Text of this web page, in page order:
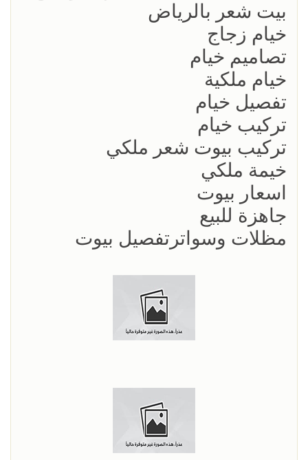
بيت شعر بالرياض
خيام زجاج
تصاميم خيام
خيام ملكية
تفصيل خيام
تركيب خيام
تركيب بيوت شعر ملكي
خيمة ملكي
اسعار بيوت
جاهزة للبيع
مظلات وسواترتفصيل بيوت